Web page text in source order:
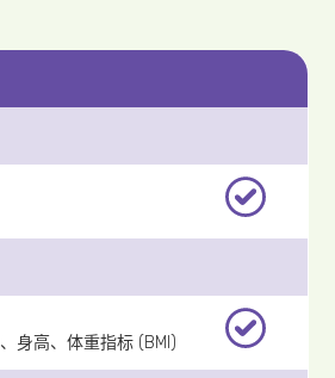
身高、体重指标 (BMI)